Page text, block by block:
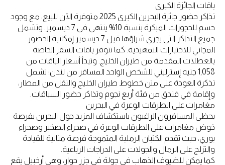
باقات الجائزة الكبرى
تذاكر حضور جائزة البحرين الكبرى 2025 متوفرة الآن للبيع، مع وجود
حسم للحجوزات المبكرة بنسبة 10% ينتهي في 7 ديسمبر. وتشمل
جميع التذاكر التي يجري شراؤها قبل 7 ديسمبر إمكانية الحضور
المجاني للاختبارات التمهيدية. كما تتوفر باقات السفر الخاصة
بالعطلات المقدمة من طيران الخليج. وتبدأ أسعار الباقات من
1,058 جنيه إسترليني للشخص الواحد المسافر من لندن؛ تشمل
تذكرة العودة على متن خطوط طيران الخليج والنقل من المطار،
وإقامة في فندق من فئة أربع نجوم وتذاكر حضور السباقات.
مغامرات على الطرقات الوعرة في البحرين
يحظى المسافرون الراغبون باستكشاف المزيد حول البحرين بفرصة
خوض مغامرات على الطرقات الوعرة في صحراء الصخير وصحراء
بوري، حيث تقدم الكثبان الرملية المتموجة فرصة مثالية للقيادة
والتزلج على الرمال والجولات على الدراجات الرباعية.
كما يمكن للضيوف الذهاب في جولة في جزر حوار، وهي أرخبيل يقع